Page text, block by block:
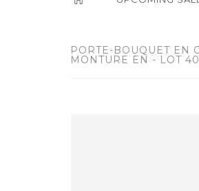
PORTE-BOUQUET EN
MONTURE EN - LOT